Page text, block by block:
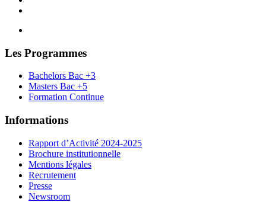
Les Programmes
Bachelors Bac +3
Masters Bac +5
Formation Continue
Informations
Rapport d’Activité 2024-2025
Brochure institutionnelle
Mentions légales
Recrutement
Presse
Newsroom